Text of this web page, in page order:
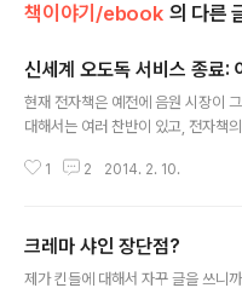
책이야기/ebook 의 다른
신세계 오도독 서비스 종료:
현재 전자책은 예전에 음원 시장이
대해서는 여러 찬반이 있고, 전자책
대한 것입니다. 이번에 신세계에서
니다. 예전에도 북토피아란 전자책
습니다. 그런데, 북토피아가 망했고
1 2 2014. 2. 10.
크레마 샤인 장단점?
제가 킨들에 대해서 자꾸 글을 쓰니